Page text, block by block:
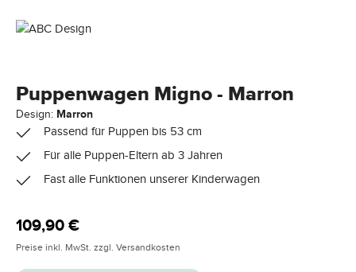
Puppenwagen Migno - Marron
Design: Marron
Passend für Puppen bis 53 cm
Für alle Puppen-Eltern ab 3 Jahren
Fast alle Funktionen unserer Kinderwagen
Regulärer Preis:
109,90 €
Preise inkl. MwSt. zzgl. Versandkosten